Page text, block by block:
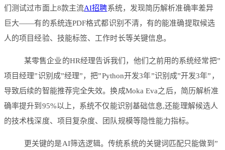
们测试过市面上8款主流AI招聘系统，发现简历解析准确率差异
巨大——有的系统连PDF格式都识别不清，有的能准确提取候选
人的项目经验、技能标签、工作时长等关键信息。
某零售企业的HR经理告诉我们，他们之前用的系统经常把”
项目经理”识别成”经理”，把”Python开发3年”识别成”开发3年”，
导致后续的智能推荐完全失效。换成Moka Eva之后，简历解析准
确率提升到95%以上，系统不仅能识别基础信息,还能理解候选人
的技术栈深度、项目复杂度、团队规模等隐性能力指标。
更关键的是AI筛选逻辑。传统系统的关键词匹配只能做到”